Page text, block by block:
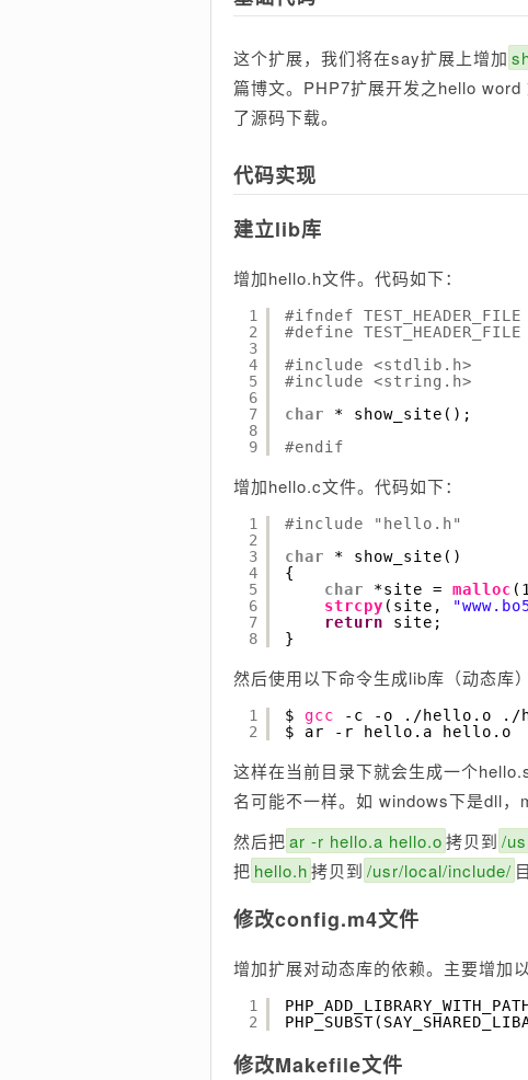
这个扩展，我们将在say扩展上增加
篇博文。PHP7扩展开发之hello
了源码下载。
代码实现
建立lib库
增加hello.h文件。代码如下：
1
2
3
4
5
6
7
8
9
#ifndef TEST_HEADER_FILE
#define TEST_HEADER_FILE
#include <stdlib.h>
#include <string.h>
char
* show_site();
#endif
增加hello.c文件。代码如下：
1
2
3
4
5
6
7
8
#include "hello.h"
char
* show_site()
{
char
*site = malloc
strcpy (site,
return
site;
}
然后使用以下命令生成lib库（动态库）
1
2
$ gcc -c -o . /hello .o . /
$ ar -r hello.a hello.o
这样在当前目录下就会生成一个
名可能不一样。如 windows下是dll，
然后把ar -r hello.a hello.o拷贝到 /
把 hello.h拷贝到 /usr/local/include/
修改config.m4文件
增加扩展对动态库的依赖。主要增加
1
2
修改Makefile文件